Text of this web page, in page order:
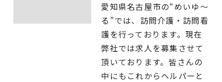
愛知県名古屋市の“めいゆ～
る”では、訪問介護・訪問看
護を行っております。現在
弊社では求人を募集させて
頂いております。皆さんの
中にもこれからヘルパーと